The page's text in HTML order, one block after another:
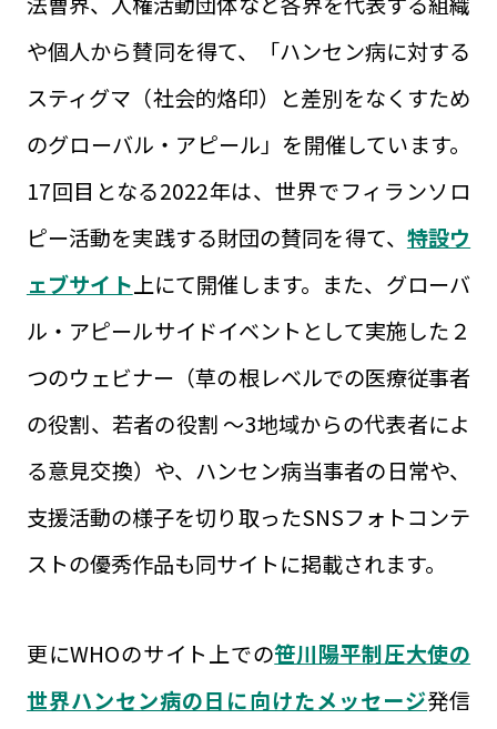
や個人から賛同を得て、「ハンセン病に対する
スティグマ（社会的烙印）と差別をなくすため
のグローバル・アピール」を開催しています。
17回目となる2022年は、世界でフィランソロ
ピー活動を実践する財団の賛同を得て、 特設ウ
ェブサイト上にて開催します。また、グローバ
ル・アピールサイドイベントとして実施した２
つのウェビナー（草の根レベルでの医療従事者
の役割、若者の役割 ～3地域からの代表者によ
る意見交換）や、ハンセン病当事者の日常や、
支援活動の様子を切り取ったSNSフォトコンテ
ストの優秀作品も同サイトに掲載されます。
更にWHOのサイト上での笹川陽平制圧大使の
世界ハンセン病の日に向けたメッセージ発信